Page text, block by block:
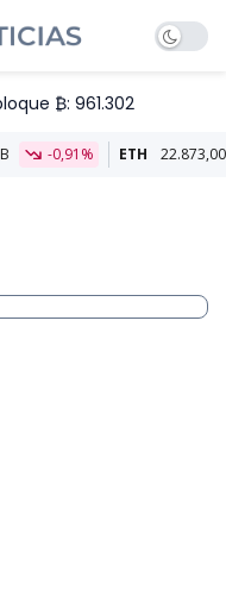
₿: 961.302
22.873,00 BOB -0,11%